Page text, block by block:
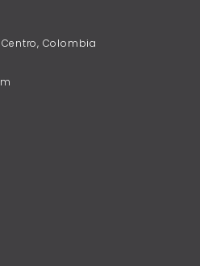
Centro, Colombia